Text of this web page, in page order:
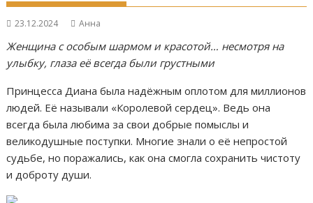
23.12.2024 Анна
Женщина с особым шармом и красотой… несмотря на
улыбку, глаза её всегда были грустными
Принцесса Диана была надёжным оплотом для миллионов
людей. Её называли «Королевой сердец». Ведь она
всегда была любима за свои добрые помыслы и
великодушные поступки. Многие знали о её непростой
судьбе, но поражались, как она смогла сохранить чистоту
и доброту души.